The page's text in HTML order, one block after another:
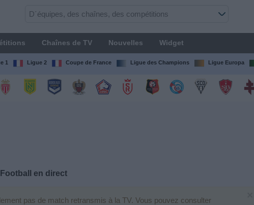
Chaînes de TV Nouvelles Widget
1 Ligue 2 Coupe de France Ligue des Champions Ligue Europa
en direct
pas de match retransmis à la TV. Vous pouvez consulter